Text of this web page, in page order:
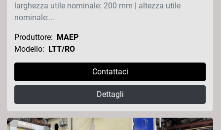
larghezza utile nominale: 200 mm | altezza utile
nominale:...
Produttore: MAEP
Modello: LTT/RO
Contattaci
Dettagli